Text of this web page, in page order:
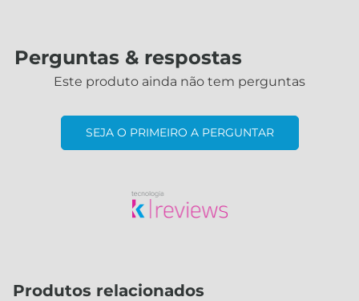
Perguntas & respostas
Este produto ainda não tem perguntas
SEJA O PRIMEIRO A PERGUNTAR
Produtos relacionados